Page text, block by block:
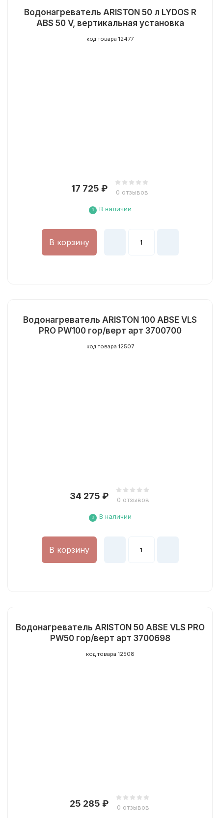
Водонагреватель ARISTON 50 л LYDOS R
ABS 50 V, вертикальная установка
код товара 12477
17 725 ₽ 0 отзывов
В наличии
В корзину
Водонагреватель ARISTON 100 ABSE VLS
PRO PW100 гор/верт арт 3700700
код товара 12507
34 275 ₽ 0 отзывов
В наличии
В корзину
Водонагреватель ARISTON 50 ABSE VLS PRO
PW50 гор/верт арт 3700698
код товара 12508
25 285 ₽ 0 отзывов